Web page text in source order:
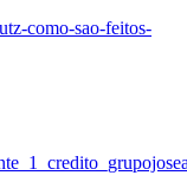
como-sao-feitos-